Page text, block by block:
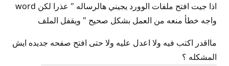
اذا جيت افتح ملفات الوورد يجيني هالرساله " عذرا لكن word
واجه خطأ منعه من العمل بشكل صحيح " ويقفل الملف
مااقدر اكتب فيه ولا اعدل عليه ولا حتى افتح صفحه جديده ايش
المشكله ؟